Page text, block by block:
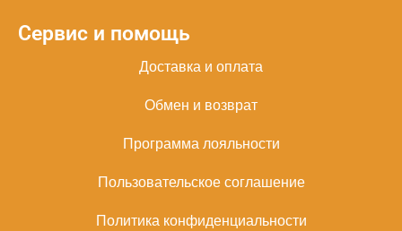
Сервис и помощь
Доставка и оплата
Обмен и возврат
Программа лояльности
Пользовательское соглашение
Политика конфиденциальности